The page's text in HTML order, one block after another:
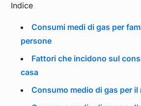
Indice
Consumi medi di gas per
persone
Fattori che incidono sul
casa
Consumo medio di gas per